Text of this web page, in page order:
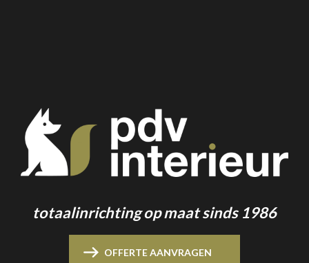
totaalinrichting op maat sinds 1986
OFFERTE AANVRAGEN